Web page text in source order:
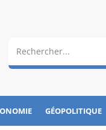
GÉOPOLITIQUE